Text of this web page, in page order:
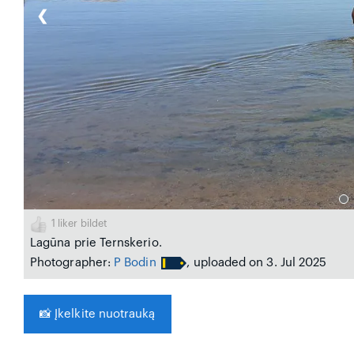
❮
1 liker bildet
Lagūna prie Ternskerio.
Photographer: P Bodin , uploaded on 3. Jul 2025
📸 Įkelkite nuotrauką